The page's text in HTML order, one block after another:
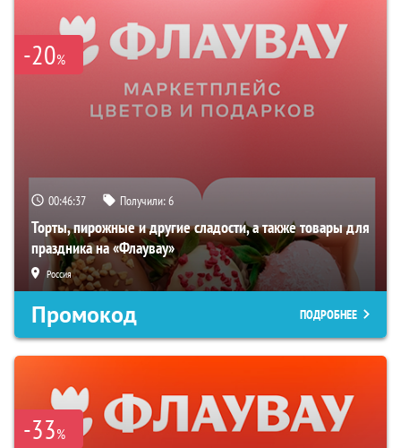
-20%
00:46:36 Получили:6
Торты, пирожные и другие сладости, а также товары для
праздника на «Флаувау»
Россия
Промокод ПОДРОБНЕЕ
-33%